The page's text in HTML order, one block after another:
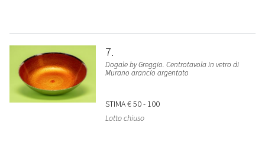
7
Dogale by Greggio. Centrotavola in vetro di
Murano arancio argentato
STIMA€ 50 - 100
Lotto chiuso